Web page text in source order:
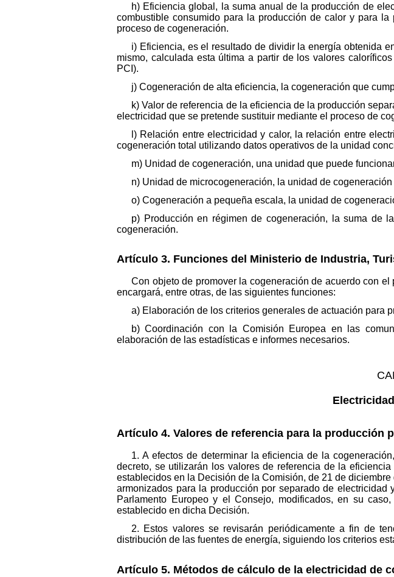
h) Eficiencia global, la suma anual de la producción de
combustible consumido para la producción de calor y para
proceso de cogeneración.
i) Eficiencia, es el resultado de dividir la energía obtenida
mismo, calculada esta última a partir de los valores
PCI).
j) Cogeneración de alta eficiencia, la cogeneración que
k) Valor de referencia de la eficiencia de la producción
electricidad que se pretende sustituir mediante el proceso de
l) Relación entre electricidad y calor, la relación entre
cogeneración total utilizando datos operativos de la unidad
m) Unidad de cogeneración, una unidad que puede
n) Unidad de microcogeneración, la unidad de
o) Cogeneración a pequeña escala, la unidad de
p) Producción en régimen de cogeneración, la suma de
cogeneración.
Artículo 3. Funciones del Ministerio de Industria,
Con objeto de promover la cogeneración de acuerdo con
encargará, entre otras, de las siguientes funciones:
a) Elaboración de los criterios generales de actuación para
b) Coordinación con la Comisión Europea en las
elaboración de las estadísticas e informes necesarios.
Artículo 4. Valores de referencia para la producción
1. A efectos de determinar la eficiencia de la
decreto, se utilizarán los valores de referencia de la
establecidos en la Decisión de la Comisión, de 21 de
armonizados para la producción por separado de
Parlamento Europeo y el Consejo, modificados, en su
establecido en dicha Decisión.
2. Estos valores se revisarán periódicamente a fin de
distribución de las fuentes de energía, siguiendo los criterios
Artículo 5. Métodos de cálculo de la electricidad de